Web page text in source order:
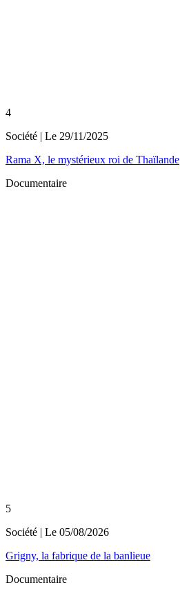
4
Société | Le 29/11/2025
Rama X, le mystérieux roi de Thaïlande
Documentaire
5
Société | Le 05/08/2026
Grigny, la fabrique de la banlieue
Documentaire